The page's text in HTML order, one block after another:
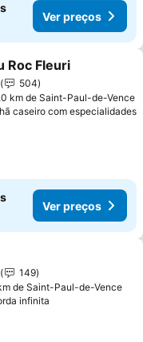
Ver preços
aos favoritos
Roc Fleuri
504
km de Saint-Paul-de-Vence
caseiro com especialidades
Ver preços
aos favoritos
149
de Saint-Paul-de-Vence
infinita